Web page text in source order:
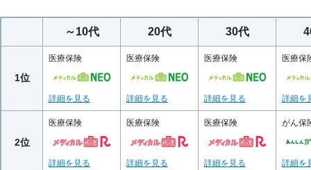
～10代 20代 30代
1位
医療保険
詳細を見る
医療保険
詳細を見る
医療保険
詳細を見る
医療保
詳細を
2位
医療保険
詳細を見る
医療保険
詳細を見る
医療保険
詳細を見る
がん保
詳細を